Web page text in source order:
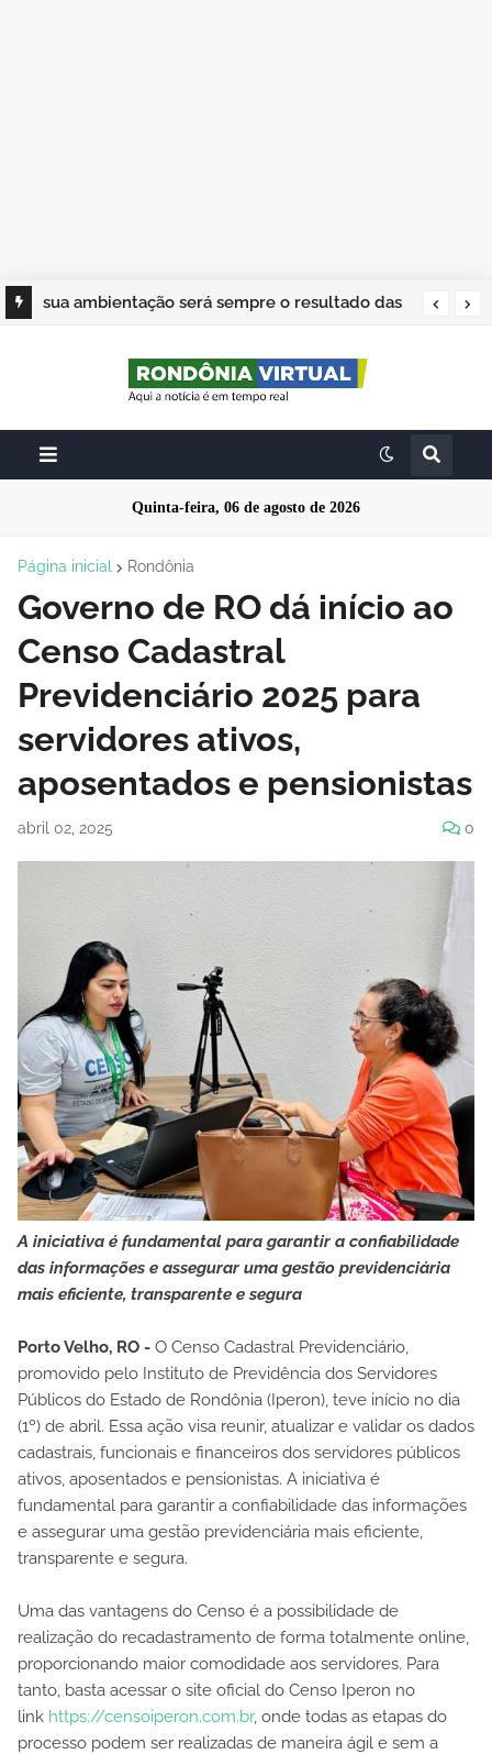
sua ambientação será sempre o resultado das
Quinta-feira, 06 de agosto de 2026
Página inicial Rondônia
Governo de RO dá início ao
Censo Cadastral
Previdenciário 2025 para
servidores ativos,
aposentados e pensionistas
abril 02, 2025 0
A iniciativa é fundamental para garantir a confiabilidade
das informações e assegurar uma gestão previdenciária
mais eficiente, transparente e segura
Porto Velho, RO - O Censo Cadastral Previdenciário,
promovido pelo Instituto de Previdência dos Servidores
Públicos do Estado de Rondônia (Iperon), teve início no dia
(1º) de abril. Essa ação visa reunir, atualizar e validar os dados
cadastrais, funcionais e financeiros dos servidores públicos
ativos, aposentados e pensionistas. A iniciativa é
fundamental para garantir a confiabilidade das informações
e assegurar uma gestão previdenciária mais eficiente,
transparente e segura.
Uma das vantagens do Censo é a possibilidade de
realização do recadastramento de forma totalmente online,
proporcionando maior comodidade aos servidores. Para
tanto, basta acessar o site oficial do Censo Iperon no
link https://censoiperon.com.br, onde todas as etapas do
processo podem ser realizadas de maneira ágil e sem a